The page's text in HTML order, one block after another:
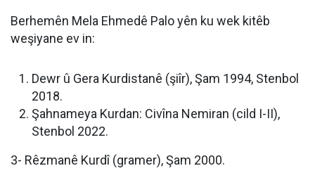
Berhemên Mela Ehmedê Palo yên ku wek kitêb
weşiyane ev in:
Dewr û Gera Kurdistanê (şiîr), Şam 1994, Stenbol
2018.
Şahnameya Kurdan: Civîna Nemiran (cild I-II),
Stenbol 2022.
3- Rêzmanê Kurdî (gramer), Şam 2000.